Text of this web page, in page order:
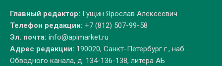
Главный редактор: Гущин Ярослав Алексеевич
Телефон редакции: +7 (812) 507-99-58
Эл. почта: info@apimarket.ru
Адрес редакции: 190020, Санкт-Петербург г., наб.
Обводного канала, д. 134-136-138, литера АБ